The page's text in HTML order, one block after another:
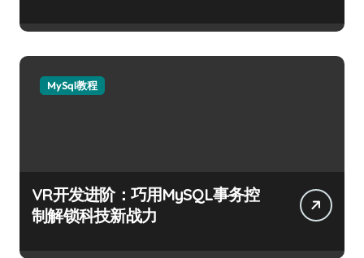
MySql教程
VR开发进阶：巧用MySQL事务控
制解锁科技新战力